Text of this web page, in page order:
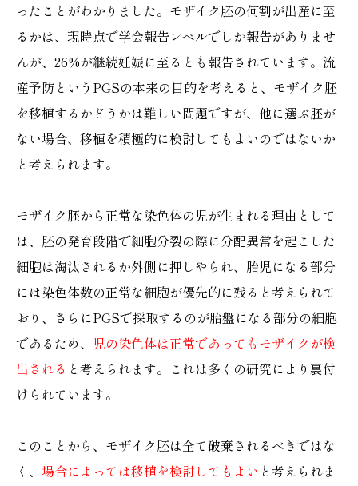
ったことがわかりました。モザイク胚の何割が出産に至
るかは、現時点で学会報告レベルでしか報告がありませ
んが、26%が継続妊娠に至るとも報告されています。流
産予防というPGSの本来の目的を考えると、モザイク胚
を移植するかどうかは難しい問題ですが、他に選ぶ胚が
ない場合、移植を積極的に検討してもよいのではないか
と考えられます。
モザイク胚から正常な染色体の児が生まれる理由として
は、胚の発育段階で細胞分裂の際に分配異常を起こした
細胞は淘汰されるか外側に押しやられ、胎児になる部分
には染色体数の正常な細胞が優先的に残ると考えられて
おり、さらにPGSで採取するのが胎盤になる部分の細胞
であるため、 児の染色体は正常であってもモザイクが検
出される と考えられます。これは多くの研究により裏付
けられています。
このことから、モザイク胚は全て破棄されるべきではな
く、 場合によっては移植を検討してもよい と考えられま